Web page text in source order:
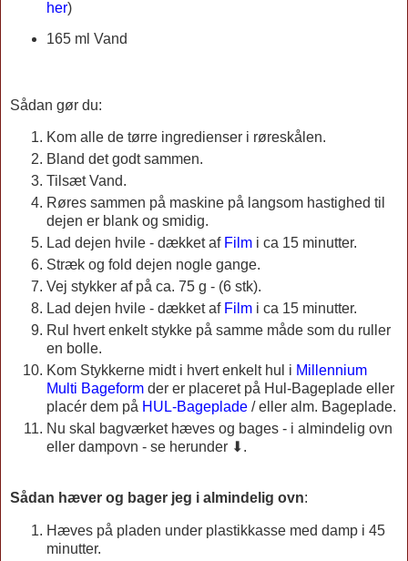
her)
165 ml Vand
Sådan gør du:
Kom alle de tørre ingredienser i røreskålen.
Bland det godt sammen.
Tilsæt Vand.
Røres sammen på maskine på langsom hastighed til
dejen er blank og smidig.
Lad dejen hvile - dækket af Film i ca 15 minutter.
Stræk og fold dejen nogle gange.
Vej stykker af på ca. 75 g - (6 stk).
Lad dejen hvile - dækket af Film i ca 15 minutter.
Rul hvert enkelt stykke på samme måde som du ruller
en bolle.
Kom Stykkerne midt i hvert enkelt hul i Millennium
Multi Bageform der er placeret på Hul-Bageplade eller
placér dem på HUL-Bageplade / eller alm. Bageplade.
Nu skal bagværket hæves og bages - i almindelig ovn
eller dampovn - se herunder ⬇.
Sådan hæver og bager jeg i almindelig ovn:
Hæves på pladen under plastikkasse med damp i 45
minutter.